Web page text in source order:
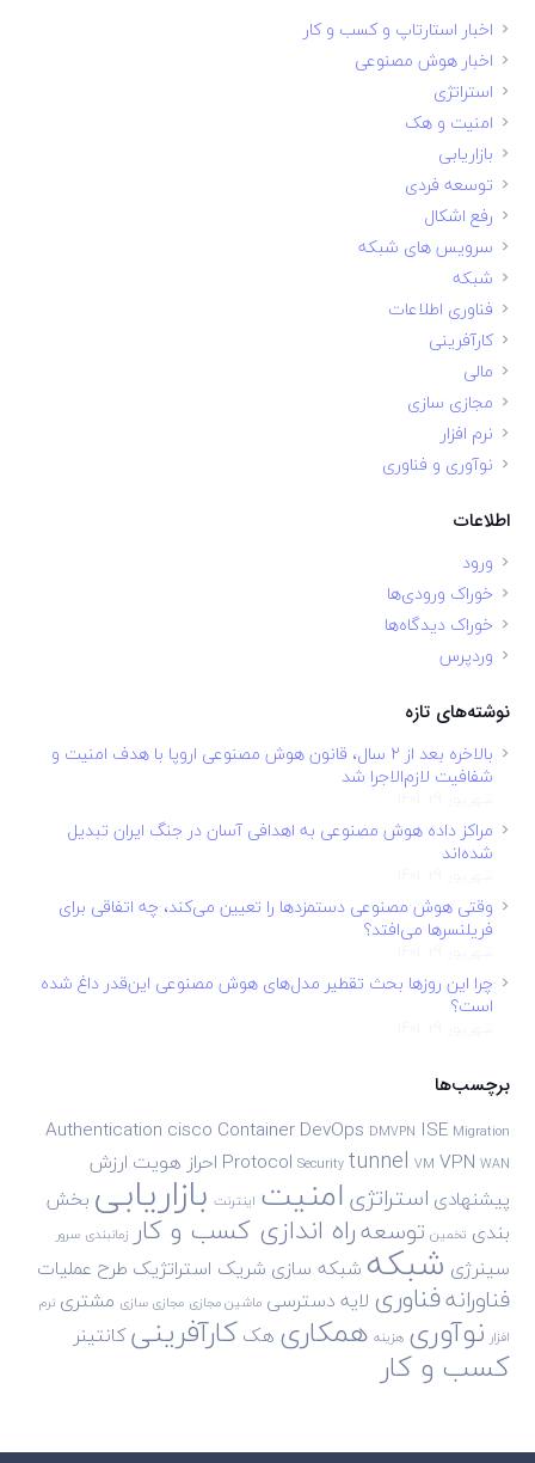
اخبار استارتاپ و کسب و کار
اخبار هوش مصنوعی
استراتژی
امنیت و هک
بازاریابی
توسعه فردی
رفع اشکال
سرویس های شبکه
شبکه
فناوری اطلاعات
کارآفرینی
مالی
مجازی سازی
نرم افزار
نوآوری و فناوری
اطلاعات
ورود
خوراک ورودی‌ها
خوراک دیدگاه‌ها
وردپرس
نوشته‌های تازه
بالاخره بعد از ۲ سال، قانون هوش مصنوعی اروپا با هدف امنیت و
شفافیت لازم‌الاجرا شد
مراکز داده هوش مصنوعی به اهدافی آسان در جنگ ایران تبدیل
شده‌اند
وقتی هوش مصنوعی دستمزدها را تعیین می‌کند، چه اتفاقی برای
فریلنسرها می‌افتد؟
چرا این روزها بحث تقطیر مدل‌های هوش مصنوعی این‌قدر داغ شده
است؟
برچسب‌ها
Authentication cisco ContainerDevOps DMVPN ISE Migration
Protocol Security tunnel VM VPN WAN احراز هویت ارزش
پیشنهادی استراتژی امنیت اینترنت بازاریابیبخش
بندی تخمین توسعهراه اندازی کسب و کار زمانبندی سرور
سینرژی شبکه شبکه سازی شریک استراتژیک طرح عملیات
فناورانهفناوری لایه دسترسی ماشین مجازی مجازی سازی مشتری نرم
افزار نوآوری هزینه همکاری هککارآفرینیکانتینر
کسب و کار